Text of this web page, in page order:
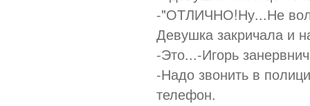
-"ОТЛИЧНО!Ну...Не
Девушка закричала и
-Это...-Игорь
-Надо звонить в
телефон.